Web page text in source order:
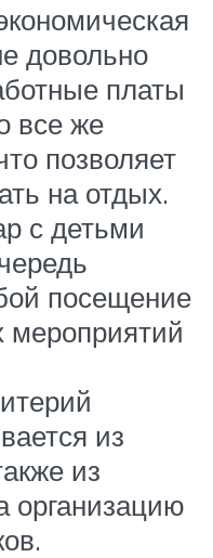
довольно
платы
все же
позволяет
на отдых.
с детьми
посещение
мероприятий
из
из
организацию